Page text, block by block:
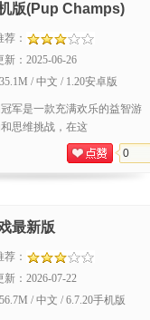
版(Pup Champs)
荐：
新： 2025-06-26
/ 中文 / 1.20安卓版
军是一款充满欢乐的益智游
思维挑战，在这
0
最新版
荐：
新： 2026-07-22
/ 中文 / 6.7.20手机版